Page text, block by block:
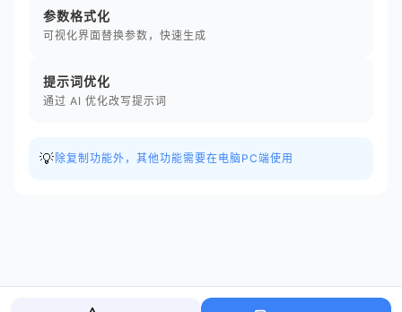
参数格式化
可视化界面替换参数，快速生成
提示词优化
通过 AI 优化改写提示词
💡 除复制功能外，其他功能需要在电脑PC端使用